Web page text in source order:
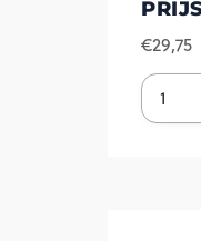
€29,75
piano